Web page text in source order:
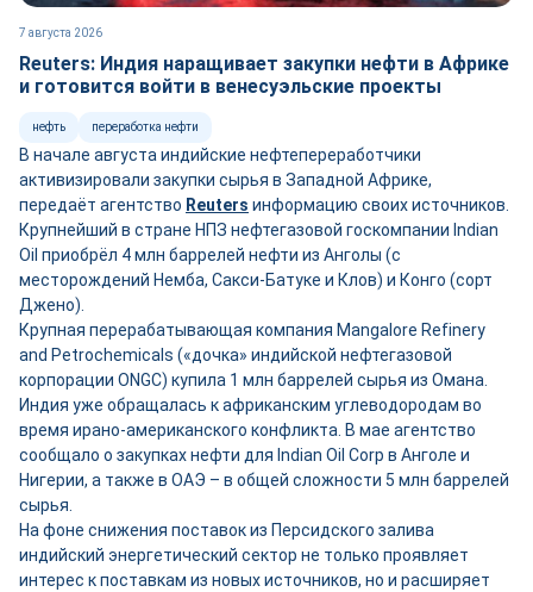
7 августа 2026
Reuters: Индия наращивает закупки нефти в Африке
и готовится войти в венесуэльские проекты
нефть переработка нефти
В начале августа индийские нефтепереработчики
активизировали закупки сырья в Западной Африке,
передаёт агентство Reuters информацию своих источников.
Крупнейший в стране НПЗ нефтегазовой госкомпании Indian
Oil приобрёл 4 млн баррелей нефти из Анголы (с
месторождений Немба, Сакси-Батуке и Клов) и Конго (сорт
Джено).
Крупная перерабатывающая компания Mangalore Refinery
and Petrochemicals («дочка» индийской нефтегазовой
корпорации ONGC) купила 1 млн баррелей сырья из Омана.
Индия уже обращалась к африканским углеводородам во
время ирано-американского конфликта. В мае агентство
сообщало о закупках нефти для Indian Oil Corp в Анголе и
Нигерии, а также в ОАЭ – в общей сложности 5 млн баррелей
сырья.
На фоне снижения поставок из Персидского залива
индийский энергетический сектор не только проявляет
интерес к поставкам из новых источников, но и расширяет